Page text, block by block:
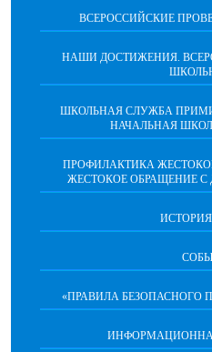
ВСЕРОССИЙСКИЕ
НАШИ ДОСТИЖЕНИЯ.
ШКОЛЬНАЯ СЛУЖБА
НАЧАЛЬНАЯ
ПРОФИЛАКТИКА
ЖЕСТОКОЕ ОБРАЩЕНИЕ С
«ПРАВИЛА БЕЗОПАСНОГО